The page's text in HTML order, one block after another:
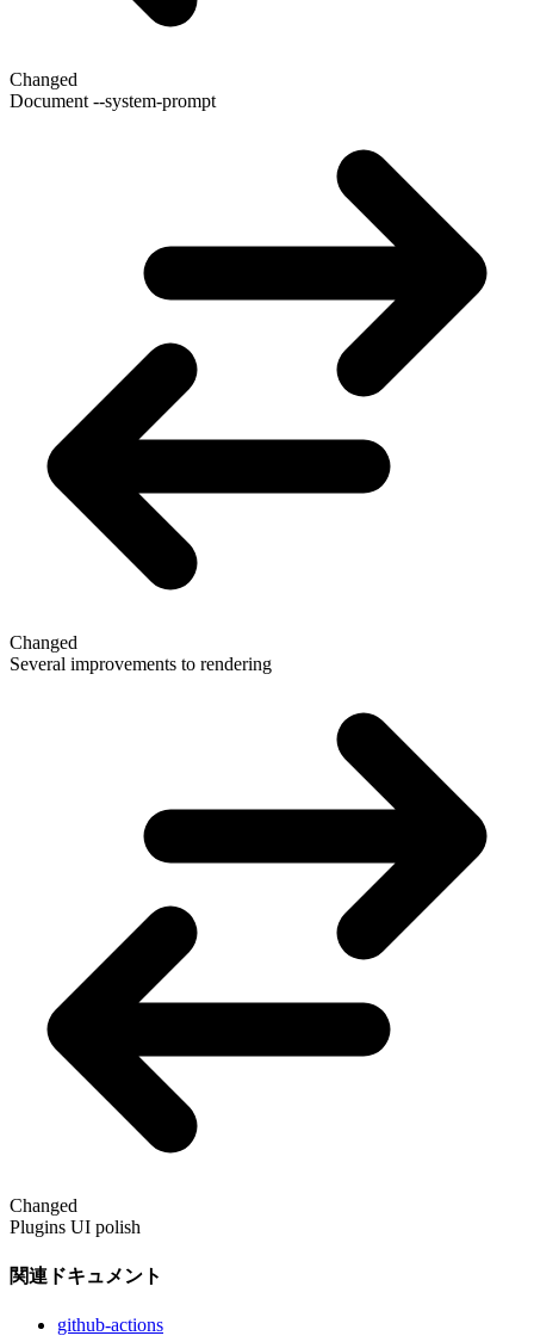
Changed
Document --system-prompt
Changed
Several improvements to rendering
Changed
Plugins UI polish
関連ドキュメント
github-actions